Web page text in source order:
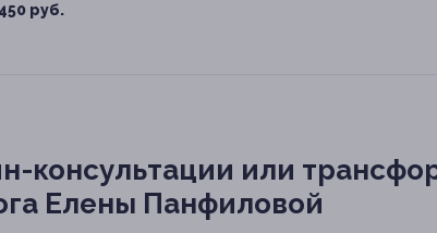
руб.
консультации или
Елены Панфиловой